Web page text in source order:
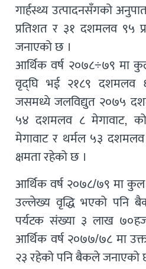
गार्हस्थ्य उत्पादनसँगको
प्रतिशत र ३१ दशमलव ९५
जनाएको छ ।
आर्थिक वर्ष २०७८÷७९ मा
वृद्घि भई २१८९ दशमलव
जसमध्ये जलविद्युत २०७५
५४ दशमलव ८ मेगावाट,
मेगावाट र थर्मल ५३ दशमलव
क्षमता रहेको छ ।
आर्थिक वर्ष २०७८/७९ मा
उल्लेख्य वृद्धि भएको पनि
पर्यटक संख्या ३ लाख
आर्थिक वर्ष २०७७/७८ मा
२३ रहेको पनि बैकले जनाएको